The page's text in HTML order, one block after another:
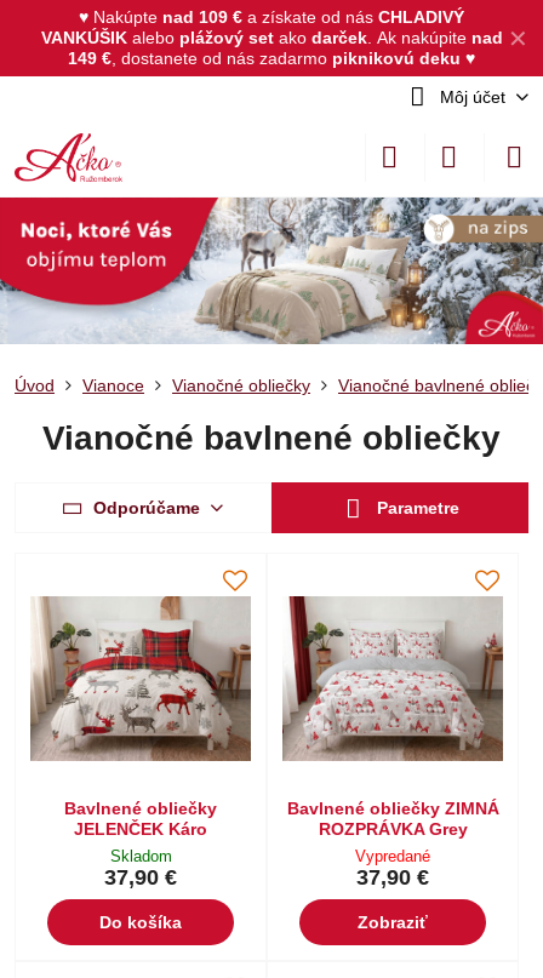
✕
♥ Nakúpte nad 109 € a získate od nás CHLADIVÝ
VANKÚŠIKalebo plážový set akodarček. Ak nakúpite nad
149 € , dostanete od nás zadarmo piknikovú deku ♥
Môj účet
Úvod Vianoce Vianočné obliečky Vianočné bavlnené
Vianočné bavlnené obliečky
Odporúčame Parametre
Bavlnené obliečky
JELENČEK Káro
Skladom
37,90 €
Do košíka
Bavlnené obliečky ZIMNÁ
ROZPRÁVKA Grey
Vypredané
37,90 €
Zobraziť